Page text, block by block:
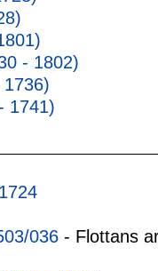
- 1802)
1741)
036 - Flottans